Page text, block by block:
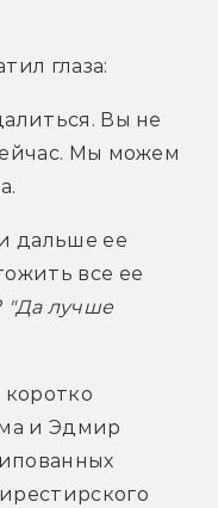
глаза:
Вы не
Мы можем
дальше ее
все ее
"Да лучше
и Эдмир